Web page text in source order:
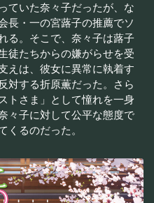
ていた奈々子だったが、な
長・一の宮蕗子の推薦でソ
る。そこで、奈々子は蕗子
徒たちからの嫌がらせを受
えは、彼女に異常に執着す
対する折原薫だった。さら
トさま」として憧れを一身
々子に対して公平な態度で
るのだった。